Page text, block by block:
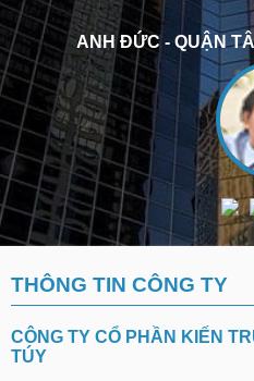
ANH ĐỨC - QUẬN
THÔNG TIN CÔNG TY
CÔNG TY CỔ PHẦN KIẾN
TÚY